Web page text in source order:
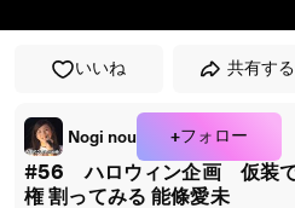
いいね 共有する
Nogi nou +フォロー
#56 ハロウィン企画 仮装で
権 割ってみる 能條愛未